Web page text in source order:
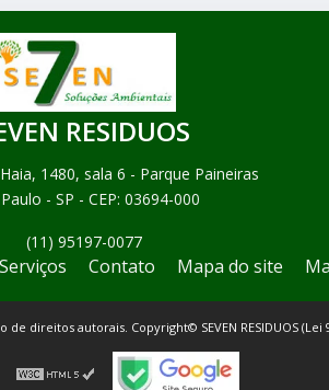
RESIDUOS
1480, sala 6 - Parque Paineiras
- SP - CEP: 03694-000
(11) 95197-0077
Serviços Contato Mapa do site
direitos autorais. Copyright© SEVEN RESIDUOS (Lei